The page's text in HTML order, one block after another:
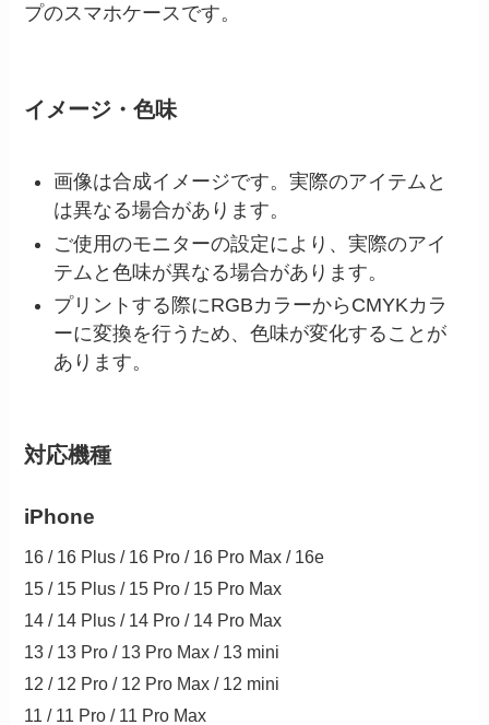
プのスマホケースです。
イメージ・色味
画像は合成イメージです。実際のアイテムと
は異なる場合があります。
ご使用のモニターの設定により、実際のアイ
テムと色味が異なる場合があります。
プリントする際にRGBカラーからCMYKカラ
ーに変換を行うため、色味が変化することが
あります。
対応機種
iPhone
16 / 16 Plus / 16 Pro / 16 Pro Max / 16e
15 / 15 Plus / 15 Pro / 15 Pro Max
14 / 14 Plus / 14 Pro / 14 Pro Max
13 / 13 Pro / 13 Pro Max / 13 mini
12 / 12 Pro / 12 Pro Max / 12 mini
11 / 11 Pro / 11 Pro Max